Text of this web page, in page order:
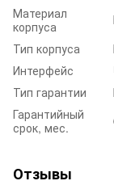
Материал
корпуса
Тип корпуса
Интерфейс
Тип гарантии
Гарантийный
срок, мес.
Отзывы